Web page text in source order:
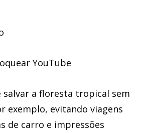
YouTube
salvar a floresta tropical sem
exemplo, evitando viagens
de carro e impressões